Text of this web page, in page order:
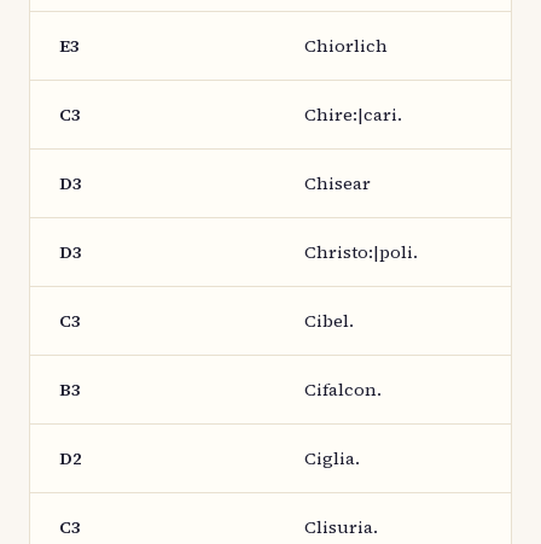
E3 Chiorlich
C3 Chire:|cari.
D3 Chisear
D3 Christo:|poli.
C3 Cibel.
B3 Cifalcon.
D2 Ciglia.
C3 Clisuria.